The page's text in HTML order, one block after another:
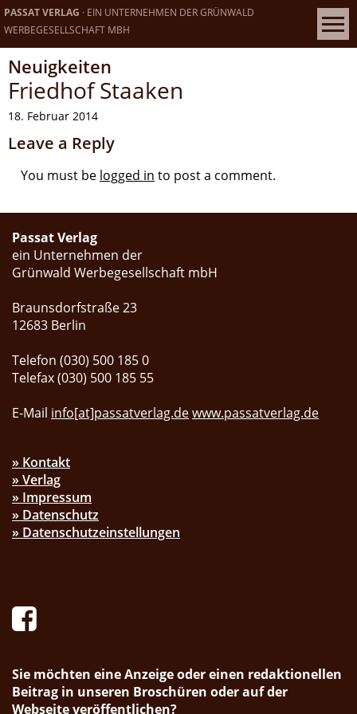
PASSAT VERLAG · EIN UNTERNEHMEN DER GRÜNWALD
WERBEGESELLSCHAFT MBH
Neuigkeiten
Friedhof Staaken
18. Februar 2014
Leave a Reply
You must be logged in to post a comment.
Passat Verlag
ein Unternehmen der
Grünwald Werbegesellschaft mbH
Braunsdorfstraße 23
12683 Berlin
Telefon (030) 500 185 0
Telefax (030) 500 185 55
E-Mail info[at]passatverlag.dewww.passatverlag.de
» Kontakt
» Verlag
» Impressum
» Datenschutz
» Datenschutzeinstellungen
Sie möchten eine Anzeige oder einen redaktionellen
Beitrag in unseren Broschüren oder auf der
Webseite veröffentlichen?